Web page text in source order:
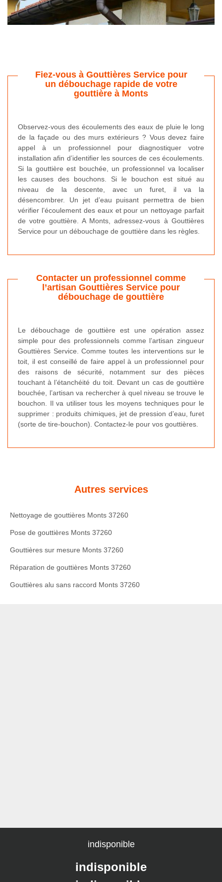
Fiez-vous à Gouttières Service pour
un débouchage rapide de votre
gouttière à Monts
Observez-vous des écoulements des eaux de pluie le long
de la façade ou des murs extérieurs ? Vous devez faire
appel à un professionnel pour diagnostiquer votre
installation afin d’identifier les sources de ces écoulements.
Si la gouttière est bouchée, un professionnel va localiser
les causes des bouchons. Si le bouchon est situé au
niveau de la descente, avec un furet, il va la
désencombrer. Un jet d’eau puisant permettra de bien
vérifier l’écoulement des eaux et pour un nettoyage parfait
de votre gouttière. A Monts, adressez-vous à Gouttières
Service pour un débouchage de gouttière dans les règles.
Contacter un professionnel comme
l’artisan Gouttières Service pour
débouchage de gouttière
Le débouchage de gouttière est une opération assez
simple pour des professionnels comme l’artisan zingueur
Gouttières Service. Comme toutes les interventions sur le
toit, il est conseillé de faire appel à un professionnel pour
des raisons de sécurité, notamment sur des pièces
touchant à l’étanchéité du toit. Devant un cas de gouttière
bouchée, l’artisan va rechercher à quel niveau se trouve le
bouchon. Il va utiliser tous les moyens techniques pour le
supprimer : produits chimiques, jet de pression d’eau, furet
(sorte de tire-bouchon). Contactez-le pour vos gouttières.
Autres services
Nettoyage de gouttières Monts 37260
Pose de gouttières Monts 37260
Gouttières sur mesure Monts 37260
Réparation de gouttières Monts 37260
Gouttières alu sans raccord Monts 37260
indisponible
indisponible